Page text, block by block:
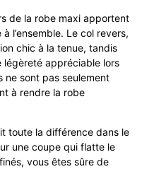
de la robe maxi apportent
l’ensemble. Le col revers,
chic à la tenue, tandis
légèreté appréciable lors
ne sont pas seulement
à rendre la robe
toute la différence dans le
une coupe qui flatte le
vous êtes sûre de